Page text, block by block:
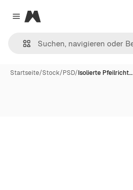
Close menu
Magnific
Startseite/Stock/PSD/Isolierte Pfeilricht…